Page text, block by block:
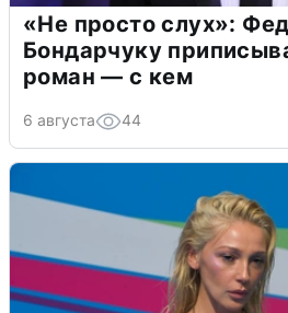
«Не просто слух»:
Бондарчуку
роман — с кем
6 августа 44